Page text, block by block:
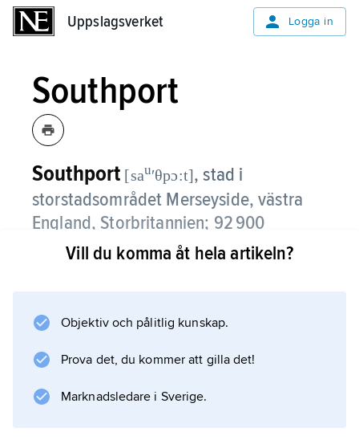
Uppslagsverket Logga in
Southport
Southport [sauʹθpɔ:t],stad i
storstadsområdet Merseyside, västra
England, Storbritannien; 92 900
invånare (2016).
Staden är en badort vid Irländska sjön, men
Vill du komma åt hela artikeln?
Objektiv och pålitlig kunskap.
Prova det, du kommer att gilla det!
Marknadsledare i Sverige.